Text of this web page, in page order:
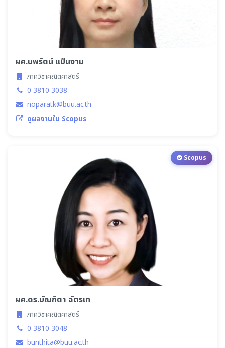
ผศ.นพรัตน์ แป้นงาม
ภาควิชาคณิตศาสตร์
0 3810 3038
noparatk@buu.ac.th
ดูผลงานใน Scopus
Scopus
ผศ.ดร.บัณฑิตา ฉัตรเท
ภาควิชาคณิตศาสตร์
0 3810 3048
bunthita@buu.ac.th